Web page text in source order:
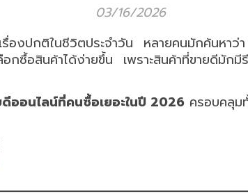
03/16/2026
รื่องปกติในชีวิตประจำวัน หลายคนมักค้นหาว่า
อกซื้อสินค้าได้ง่ายขึ้น เพราะสินค้าที่ขายดีมัก
ออนไลน์ที่คนซื้อเยอะในปี 2026 ครอบคลุม